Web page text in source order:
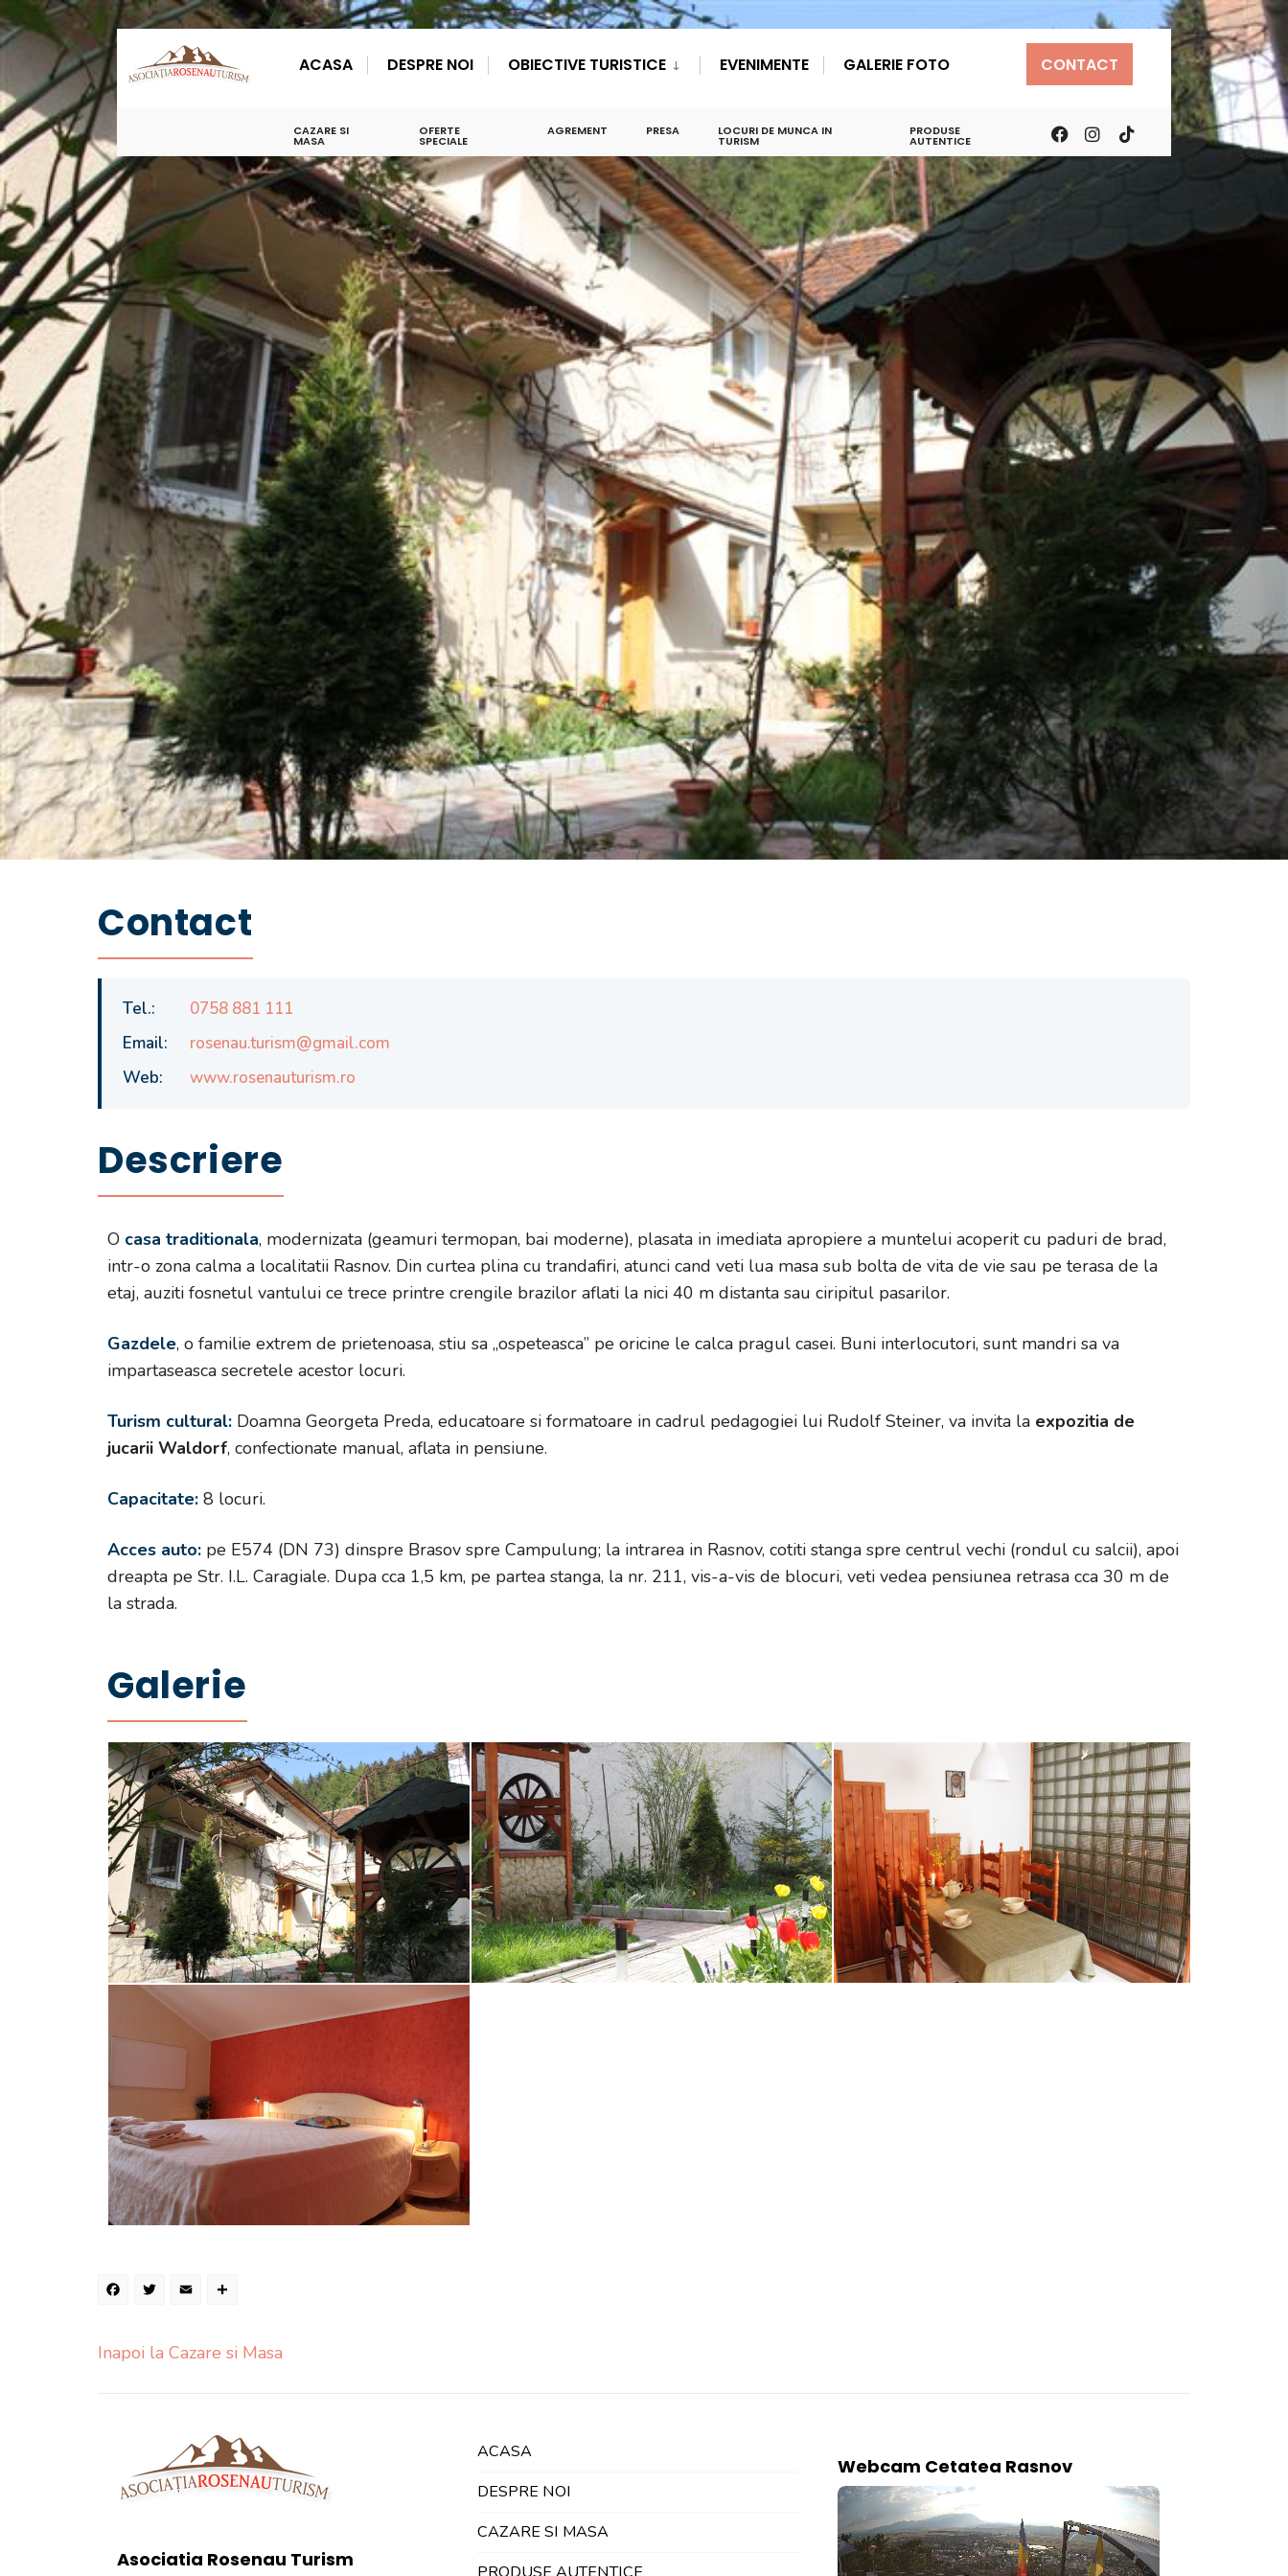
ACASA DESPRE NOI OBIECTIVE TURISTICE EVENIMENTE GALERIE FOTO CONTACT
CAZARE SI
MASA
OFERTE
SPECIALE
AGREMENT PRESA LOCURI DE MUNCA IN
TURISM
PRODUSE
AUTENTICE
Pensiunea Marine Mount**
Contact
Tel.:
0758 881 111
Email:
rosenau.turism@gmail.com
Web:
www.rosenauturism.ro
Descriere
O casa traditionala, modernizata (geamuri termopan, bai moderne), plasata in imediata apropiere a muntelui acoperit cu paduri de brad,
intr-o zona calma a localitatii Rasnov. Din curtea plina cu trandafiri, atunci cand veti lua masa sub bolta de vita de vie sau pe terasa de la
etaj, auziti fosnetul vantului ce trece printre crengile brazilor aflati la nici 40 m distanta sau ciripitul pasarilor.
Gazdele, o familie extrem de prietenoasa, stiu sa „ospeteasca” pe oricine le calca pragul casei. Buni interlocutori, sunt mandri sa va
impartaseasca secretele acestor locuri.
Turism cultural: Doamna Georgeta Preda, educatoare si formatoare in cadrul pedagogiei lui Rudolf Steiner, va invita la expozitia de
jucarii Waldorf, confectionate manual, aflata in pensiune.
Capacitate: 8 locuri.
Acces auto: pe E574 (DN 73) dinspre Brasov spre Campulung; la intrarea in Rasnov, cotiti stanga spre centrul vechi (rondul cu salcii), apoi
dreapta pe Str. I.L. Caragiale. Dupa cca 1,5 km, pe partea stanga, la nr. 211, vis-a-vis de blocuri, veti vedea pensiunea retrasa cca 30 m de
la strada.
Galerie
Facebook
Twitter
Email
Inapoi la Cazare si Masa
Asociatia Rosenau Turism
ACASA
DESPRE NOI
CAZARE SI MASA
Webcam Cetatea Rasnov